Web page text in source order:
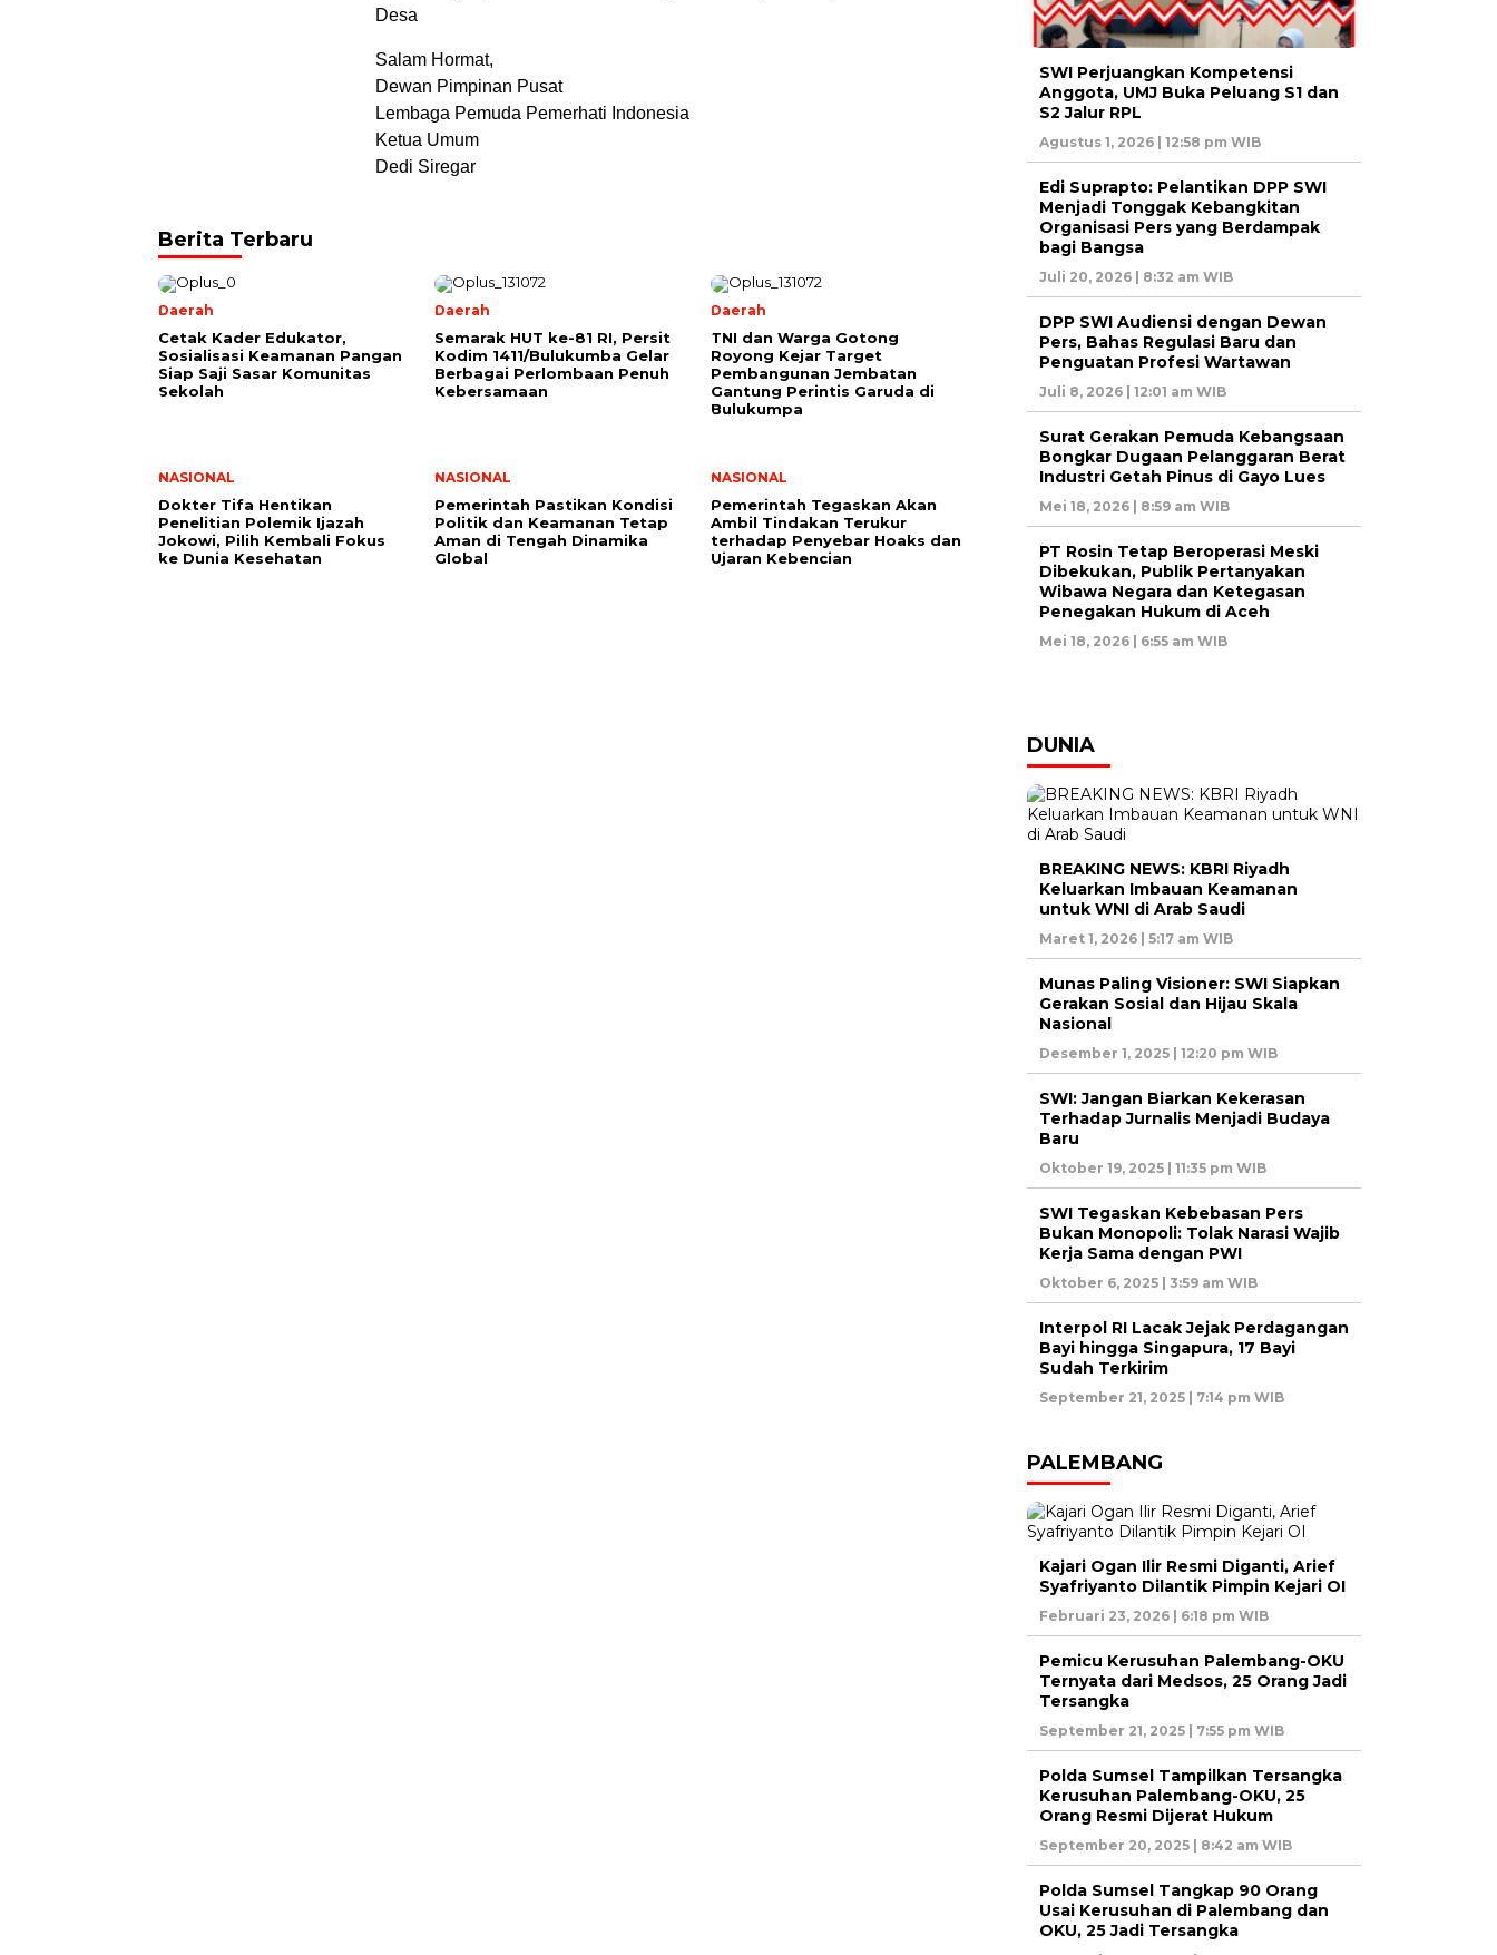
Desa
Salam Hormat,
Dewan Pimpinan Pusat
Lembaga Pemuda Pemerhati Indonesia
Ketua Umum
Dedi Siregar
Berita Terbaru
Daerah
Cetak Kader Edukator,
Sosialisasi Keamanan Pangan
Siap Saji Sasar Komunitas
Sekolah
Daerah
Semarak HUT ke-81 RI, Persit
Kodim 1411/Bulukumba Gelar
Berbagai Perlombaan Penuh
Kebersamaan
Daerah
TNI dan Warga Gotong
Royong Kejar Target
Pembangunan Jembatan
Gantung Perintis Garuda di
Bulukumpa
NASIONAL
Dokter Tifa Hentikan
Penelitian Polemik Ijazah
Jokowi, Pilih Kembali Fokus
ke Dunia Kesehatan
NASIONAL
Pemerintah Pastikan Kondisi
Politik dan Keamanan Tetap
Aman di Tengah Dinamika
Global
NASIONAL
Pemerintah Tegaskan Akan
Ambil Tindakan Terukur
terhadap Penyebar Hoaks dan
Ujaran Kebencian
SWI Perjuangkan Kompetensi
Anggota, UMJ Buka Peluang S1 dan
S2 Jalur RPL
Agustus 1, 2026 | 12:58 pm WIB
Edi Suprapto: Pelantikan DPP SWI
Menjadi Tonggak Kebangkitan
Organisasi Pers yang Berdampak
bagi Bangsa
Juli 20, 2026 | 8:32 am WIB
DPP SWI Audiensi dengan Dewan
Pers, Bahas Regulasi Baru dan
Penguatan Profesi Wartawan
Juli 8, 2026 | 12:01 am WIB
Surat Gerakan Pemuda Kebangsaan
Bongkar Dugaan Pelanggaran Berat
Industri Getah Pinus di Gayo Lues
Mei 18, 2026 | 8:59 am WIB
PT Rosin Tetap Beroperasi Meski
Dibekukan, Publik Pertanyakan
Wibawa Negara dan Ketegasan
Penegakan Hukum di Aceh
Mei 18, 2026 | 6:55 am WIB
DUNIA
BREAKING NEWS: KBRI Riyadh
Keluarkan Imbauan Keamanan
untuk WNI di Arab Saudi
Maret 1, 2026 | 5:17 am WIB
Munas Paling Visioner: SWI Siapkan
Gerakan Sosial dan Hijau Skala
Nasional
Desember 1, 2025 | 12:20 pm WIB
SWI: Jangan Biarkan Kekerasan
Terhadap Jurnalis Menjadi Budaya
Baru
Oktober 19, 2025 | 11:35 pm WIB
SWI Tegaskan Kebebasan Pers
Bukan Monopoli: Tolak Narasi Wajib
Kerja Sama dengan PWI
Oktober 6, 2025 | 3:59 am WIB
Interpol RI Lacak Jejak Perdagangan
Bayi hingga Singapura, 17 Bayi
Sudah Terkirim
September 21, 2025 | 7:14 pm WIB
PALEMBANG
Kajari Ogan Ilir Resmi Diganti, Arief
Syafriyanto Dilantik Pimpin Kejari OI
Februari 23, 2026 | 6:18 pm WIB
Pemicu Kerusuhan Palembang-OKU
Ternyata dari Medsos, 25 Orang Jadi
Tersangka
September 21, 2025 | 7:55 pm WIB
Polda Sumsel Tampilkan Tersangka
Kerusuhan Palembang-OKU, 25
Orang Resmi Dijerat Hukum
September 20, 2025 | 8:42 am WIB
Polda Sumsel Tangkap 90 Orang
Usai Kerusuhan di Palembang dan
OKU, 25 Jadi Tersangka